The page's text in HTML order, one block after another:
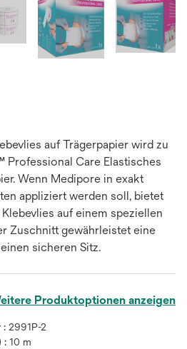
auf Trägerpapier wird zu
Care Elastisches
Wenn Medipore in exakt
appliziert werden soll, bietet
auf einem speziellen
Zuschnitt gewährleistet eine
sicheren Sitz.
Produktoptionen anzeigen
: 2991P-2
: 10 m